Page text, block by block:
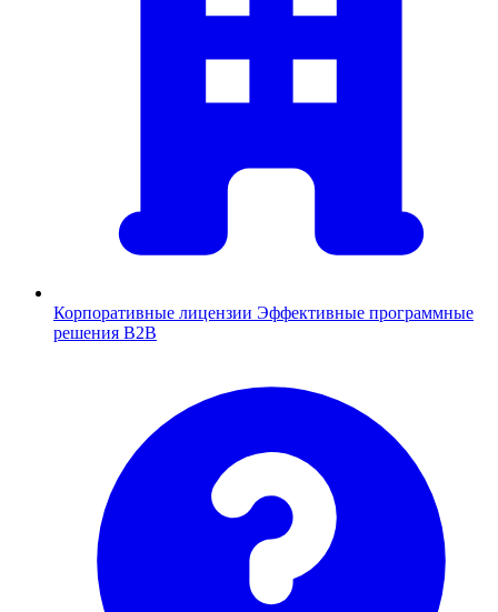
Корпоративные лицензии Эффективные программные
решения B2B